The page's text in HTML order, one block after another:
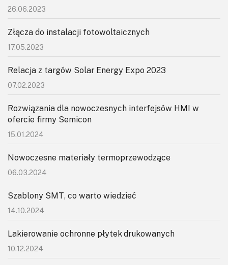
26.06.2023
Złącza do instalacji fotowoltaicznych
17.05.2023
Relacja z targów Solar Energy Expo 2023
07.02.2023
Rozwiązania dla nowoczesnych interfejsów HMI w
ofercie firmy Semicon
15.01.2024
Nowoczesne materiały termoprzewodzące
06.03.2024
Szablony SMT, co warto wiedzieć
14.10.2024
Lakierowanie ochronne płytek drukowanych
10.12.2024